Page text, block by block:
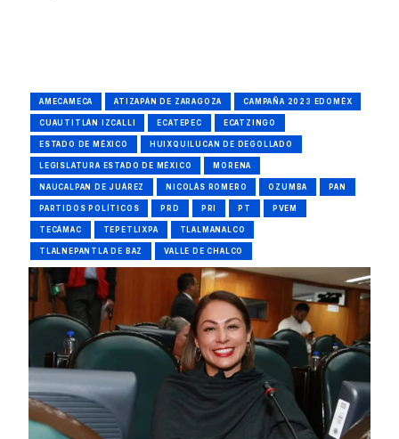
AMECAMECA ATIZAPÁN DE ZARAGOZA CAMPAÑA 2023 EDOMÉX
CUAUTITLÁN IZCALLI ECATEPEC ECATZINGO
ESTADO DE MÉXICO HUIXQUILUCAN DE DEGOLLADO
LEGISLATURA ESTADO DE MÉXICO MORENA
NAUCALPAN DE JUÁREZ NICOLÁS ROMERO OZUMBA PAN
PARTIDOS POLÍTICOS PRD PRI PT PVEM
TECÁMAC TEPETLIXPA TLALMANALCO
TLALNEPANTLA DE BAZ VALLE DE CHALCO